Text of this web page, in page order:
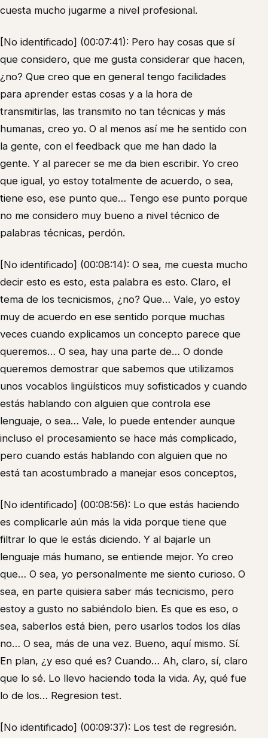
cuesta mucho jugarme a nivel profesional.
[No identificado] (00:07:41): Pero hay cosas que sí
que considero, que me gusta considerar que hacen,
¿no? Que creo que en general tengo facilidades
para aprender estas cosas y a la hora de
transmitirlas, las transmito no tan técnicas y más
humanas, creo yo. O al menos así me he sentido con
la gente, con el feedback que me han dado la
gente. Y al parecer se me da bien escribir. Yo creo
que igual, yo estoy totalmente de acuerdo, o sea,
tiene eso, ese punto que… Tengo ese punto porque
no me considero muy bueno a nivel técnico de
palabras técnicas, perdón.
[No identificado] (00:08:14): O sea, me cuesta mucho
decir esto es esto, esta palabra es esto. Claro, el
tema de los tecnicismos, ¿no? Que… Vale, yo estoy
muy de acuerdo en ese sentido porque muchas
veces cuando explicamos un concepto parece que
queremos… O sea, hay una parte de… O donde
queremos demostrar que sabemos que utilizamos
unos vocablos lingüísticos muy sofisticados y cuando
estás hablando con alguien que controla ese
lenguaje, o sea… Vale, lo puede entender aunque
incluso el procesamiento se hace más complicado,
pero cuando estás hablando con alguien que no
está tan acostumbrado a manejar esos conceptos,
[No identificado] (00:08:56): Lo que estás haciendo
es complicarle aún más la vida porque tiene que
filtrar lo que le estás diciendo. Y al bajarle un
lenguaje más humano, se entiende mejor. Yo creo
que… O sea, yo personalmente me siento curioso. O
sea, en parte quisiera saber más tecnicismo, pero
estoy a gusto no sabiéndolo bien. Es que es eso, o
sea, saberlos está bien, pero usarlos todos los días
no… O sea, más de una vez. Bueno, aquí mismo. Sí.
En plan, ¿y eso qué es? Cuando… Ah, claro, sí, claro
que lo sé. Lo llevo haciendo toda la vida. Ay, qué fue
lo de los… Regresion test.
[No identificado] (00:09:37): Los test de regresión.